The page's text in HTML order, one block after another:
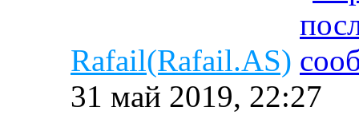
Rafail(Rafail.AS)
31 май 2019, 22:27